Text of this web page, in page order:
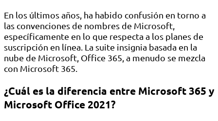
En los últimos años, ha habido confusión en torno a
las convenciones de nombres de Microsoft,
específicamente en lo que respecta a los planes de
suscripción en línea. La suite insignia basada en la
nube de Microsoft, Office 365, a menudo se mezcla
con Microsoft 365.
¿Cuál es la diferencia entre Microsoft 365 y
Microsoft Office 2021?